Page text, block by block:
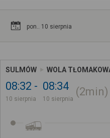
pon.. 10 sierpnia
SULMÓW WOLA
08:32
10 sierpnia
08:34
10 sierpnia
2min